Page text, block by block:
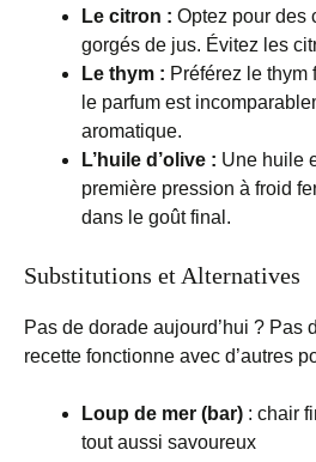
Le citron : Optez pour des
gorgés de jus. Évitez les
Le thym : Préférez le
le parfum est
aromatique.
L’huile d’olive : Une huile
première pression à froid
dans le goût final.
Substitutions et Alternatives
Pas de dorade aujourd’hui ?
recette fonctionne avec d’autres
Loup de mer (bar) : chair
tout aussi savoureux